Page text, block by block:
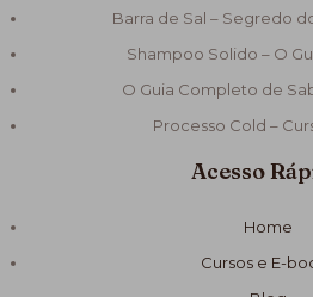
Barra de Sal – Segredo
Shampoo Solido – O
O Guia Completo de
Processo Cold –
Acesso
Home
Cursos e E-